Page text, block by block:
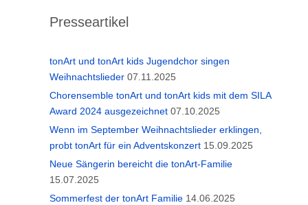
Presseartikel
tonArt und tonArt kids Jugendchor singen
Weihnachtslieder 07.11.2025
Chorensemble tonArt und tonArt kids mit dem SILA
Award 2024 ausgezeichnet 07.10.2025
Wenn im September Weihnachtslieder erklingen,
probt tonArt für ein Adventskonzert 15.09.2025
Neue Sängerin bereicht die tonArt-Familie
15.07.2025
Sommerfest der tonArt Familie 14.06.2025